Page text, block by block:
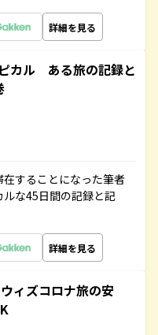
詳細を見る
カル ある旅の記録と
することになった筆者
な45日間の記録と記
詳細を見る
ィズコロナ旅の安